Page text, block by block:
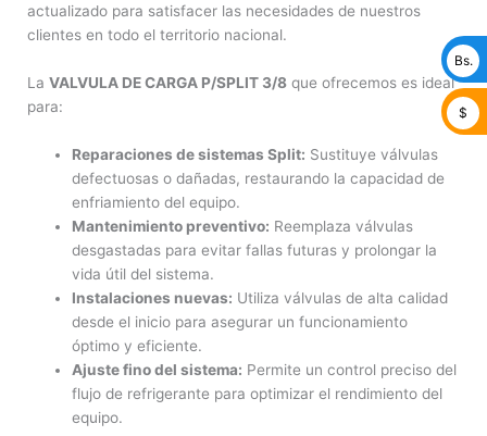
actualizado para satisfacer las necesidades de nuestros
clientes en todo el territorio nacional.
La VALVULA DE CARGA P/SPLIT 3/8 que ofrecemos es ideal
para:
Reparaciones de sistemas Split: Sustituye válvulas
defectuosas o dañadas, restaurando la capacidad de
enfriamiento del equipo.
Mantenimiento preventivo: Reemplaza válvulas
desgastadas para evitar fallas futuras y prolongar la
vida útil del sistema.
Instalaciones nuevas: Utiliza válvulas de alta calidad
desde el inicio para asegurar un funcionamiento
óptimo y eficiente.
Ajuste fino del sistema: Permite un control preciso del
flujo de refrigerante para optimizar el rendimiento del
equipo.
Bs.
$